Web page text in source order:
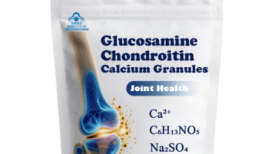
Maladie
cardiovasculaire
traitement
pour
enfants